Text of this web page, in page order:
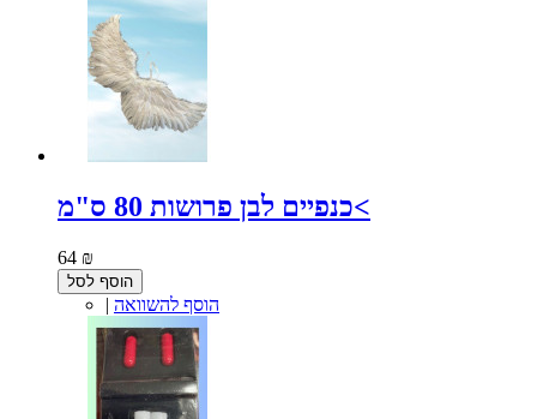
כנפיים לבן פרושות 80 ס"מ<
64 ₪
הוסף לסל
| הוסף להשוואה